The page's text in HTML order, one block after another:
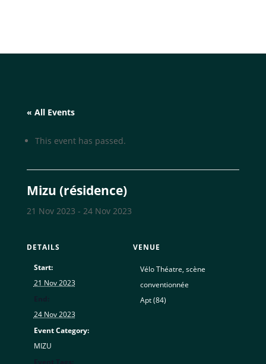
« All Events
This event has passed.
Mizu (résidence)
21 Nov 2023 - 24 Nov 2023
DETAILS
Start:
21 Nov 2023
24 Nov 2023
Event Category:
MIZU
VENUE
Vélo Théatre, scène
conventionnée
Apt (84)